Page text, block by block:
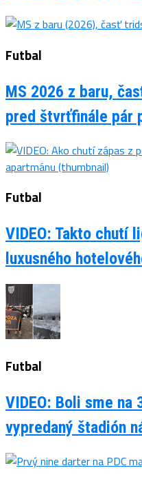
Futbal
MS 2026 z baru,
pred štvrťfinále pár
Futbal
VIDEO: Takto chutí
luxusného
Futbal
VIDEO: Boli sme na
vypredaný štadión